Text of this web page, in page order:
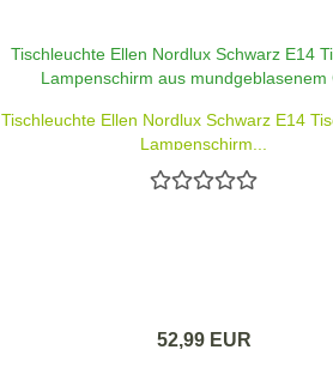
Tischleuchte Ellen Nordlux Schwarz E14
Lampenschirm...
52,99 EUR